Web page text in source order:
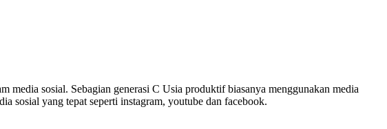
media sosial. Sebagian generasi C Usia produktif biasanya menggunakan media
sosial yang tepat seperti instagram, youtube dan facebook.